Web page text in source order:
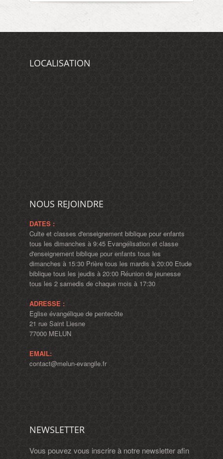
LOCALISATION
NOUS REJOINDRE
DATES :
Culte et classes d'enseignement biblique pour enfants
tous les dimanches à 9:45 Evangélisation et classe
d'enseignement biblique pour enfants tous les
dimanches à 15:30 Prière tous les mardis à 20:00 Etude
biblique tous les jeudis à 20:00 Réunion de jeunesse
tous les 2 samedis de chaque mois à 17:30
ADRESSE :
Eglise évangélique de pentecôte
21 rue Saint Liesne
77000 MELUN
EMAIL:
contact@melun-evangile.fr
NEWSLETTER
Vous pouvez vous inscrire à notre newsletter afin